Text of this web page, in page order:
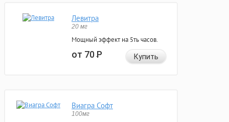
Левитра
20 мг
Мощный эффект на 5ть часов.
от 70Р Купить
Виагра Софт
100мг